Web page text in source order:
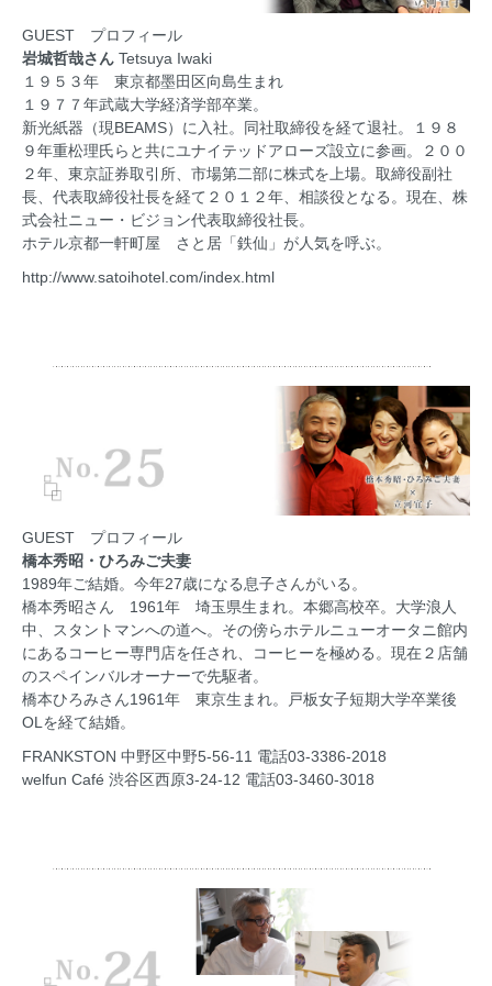
GUEST プロフィール
岩城哲哉さん Tetsuya Iwaki
１９５３年 東京都墨田区向島生まれ
１９７７年武蔵大学経済学部卒業。
新光紙器（現BEAMS）に入社。同社取締役を経て退社。１９８
９年重松理氏らと共にユナイテッドアローズ設立に参画。２００
２年、東京証券取引所、市場第二部に株式を上場。取締役副社
長、代表取締役社長を経て２０１２年、相談役となる。現在、株
式会社ニュー・ビジョン代表取締役社長。
ホテル京都一軒町屋 さと居「鉄仙」が人気を呼ぶ。
http://www.satoihotel.com/index.html
GUEST プロフィール
橋本秀昭・ひろみご夫妻
1989年ご結婚。今年27歳になる息子さんがいる。
橋本秀昭さん 1961年 埼玉県生まれ。本郷高校卒。大学浪人
中、スタントマンへの道へ。その傍らホテルニューオータニ館内
にあるコーヒー専門店を任され、コーヒーを極める。現在２店舗
のスペインバルオーナーで先駆者。
橋本ひろみさん1961年 東京生まれ。戸板女子短期大学卒業後
OLを経て結婚。
FRANKSTON 中野区中野5-56-11 電話03-3386-2018
welfun Café 渋谷区西原3-24-12 電話03-3460-3018